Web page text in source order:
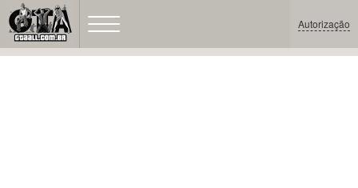
Autorização